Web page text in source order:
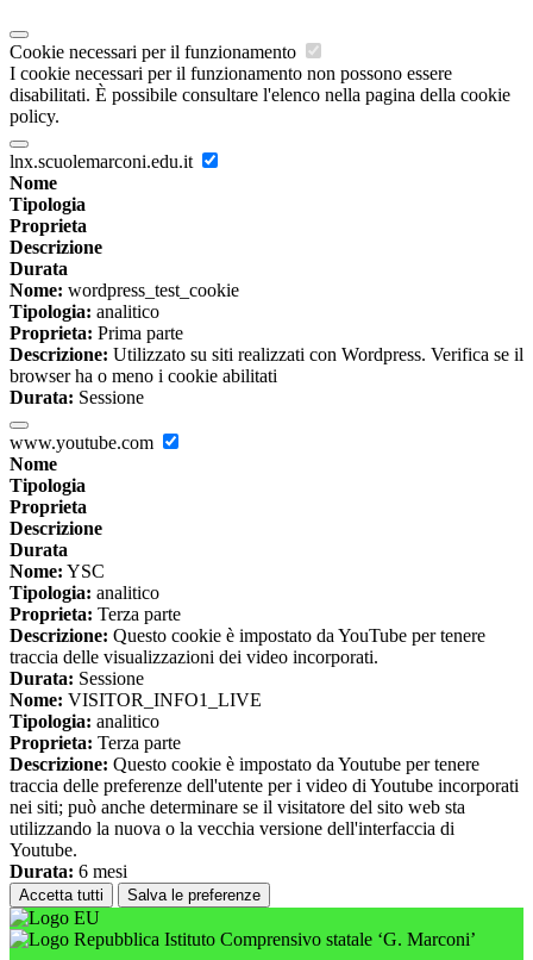
Cookie necessari per il funzionamento
I cookie necessari per il funzionamento non possono essere
disabilitati. È possibile consultare l'elenco nella pagina della cookie
policy.
lnx.scuolemarconi.edu.it
Nome
Tipologia
Proprieta
Descrizione
Durata
Nome: wordpress_test_cookie
Tipologia: analitico
Proprieta: Prima parte
Descrizione: Utilizzato su siti realizzati con Wordpress. Verifica se il
browser ha o meno i cookie abilitati
Durata: Sessione
www.youtube.com
Nome
Tipologia
Proprieta
Descrizione
Durata
Nome: YSC
Tipologia: analitico
Proprieta: Terza parte
Descrizione: Questo cookie è impostato da YouTube per tenere
traccia delle visualizzazioni dei video incorporati.
Durata: Sessione
Nome: VISITOR_INFO1_LIVE
Tipologia: analitico
Proprieta: Terza parte
Descrizione: Questo cookie è impostato da Youtube per tenere
traccia delle preferenze dell'utente per i video di Youtube incorporati
nei siti; può anche determinare se il visitatore del sito web sta
utilizzando la nuova o la vecchia versione dell'interfaccia di
Youtube.
Durata: 6 mesi
Accetta tutti Salva le preferenze
Istituto Comprensivo statale ‘G. Marconi’